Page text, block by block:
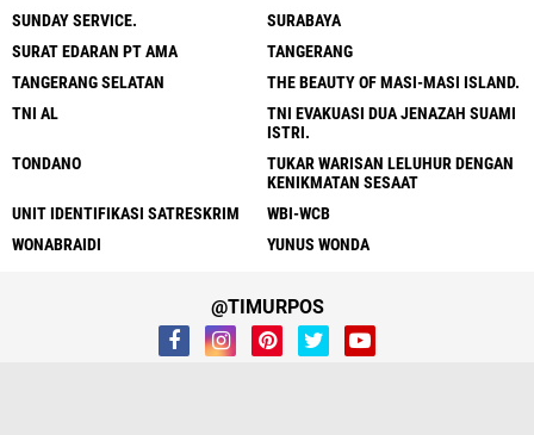
SUNDAY SERVICE.
SURABAYA
SURAT EDARAN PT AMA
TANGERANG
TANGERANG SELATAN
THE BEAUTY OF MASI-MASI ISLAND.
TNI AL
TNI EVAKUASI DUA JENAZAH SUAMI
ISTRI.
TONDANO
TUKAR WARISAN LELUHUR DENGAN
KENIKMATAN SESAAT
UNIT IDENTIFIKASI SATRESKRIM
WBI-WCB
WONABRAIDI
YUNUS WONDA
@TIMURPOS